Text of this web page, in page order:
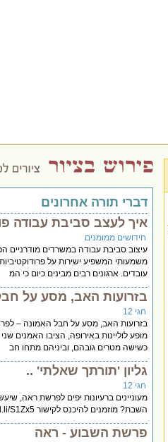
דברי תורה אחרונים
איך לעצב סביבת עבודה
חידושים ממומנים
עיצוב סביבת עבודה במשרדים מודרניים
משמעותי המשפיע ישירות על פרודוקטיביות,
עובדים. ארגונים רבים מבינים כיום כי המ
בזרועות האב, מסע על
חגי 12
בזרועות האב, מסע על חבל האמונה –
מופע לוליינות באירופה, הציבו האמנים
כשישה מטרים גובהם, וביניהם מתחו חב
גליון 'תורתך שאלתי' ..
חגי 12
מעוניינים ברעיונות יפים לפרשת ראה,
השבת? מוזמנים להיכנס לקישור https://did.li/S1Zx5
פרשת השבוע - ראה